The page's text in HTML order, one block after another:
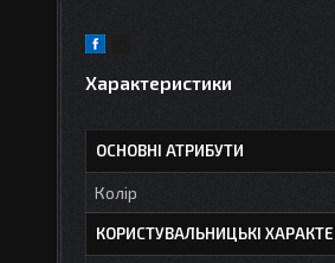
Характеристики
ОСНОВНІ АТРИБУТИ
Колір
КОРИСТУВАЛЬНИЦЬКІ